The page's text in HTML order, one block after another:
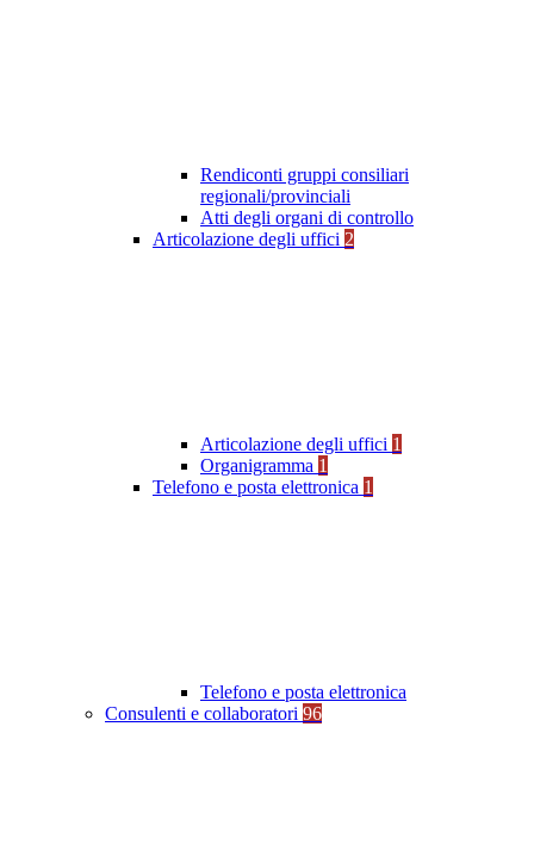
Rendiconti gruppi consiliari
regionali/provinciali
Atti degli organi di controllo
Articolazione degli uffici 2
Articolazione degli uffici 1
Organigramma 1
Telefono e posta elettronica 1
Telefono e posta elettronica
Consulenti e collaboratori 96